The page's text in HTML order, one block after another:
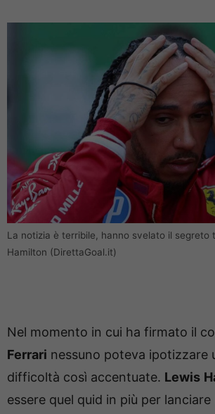
La notizia è terribile, hanno svelato il segreto
Hamilton (DirettaGoal.it)
Nel momento in cui ha firmato il
Ferrari nessuno poteva ipotizzare
difficoltà così accentuate. Lewis
essere quel quid in più per lanciare